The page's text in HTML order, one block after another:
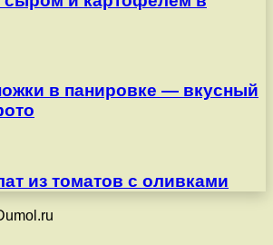
в панировке — вкусный
из томатов с оливками